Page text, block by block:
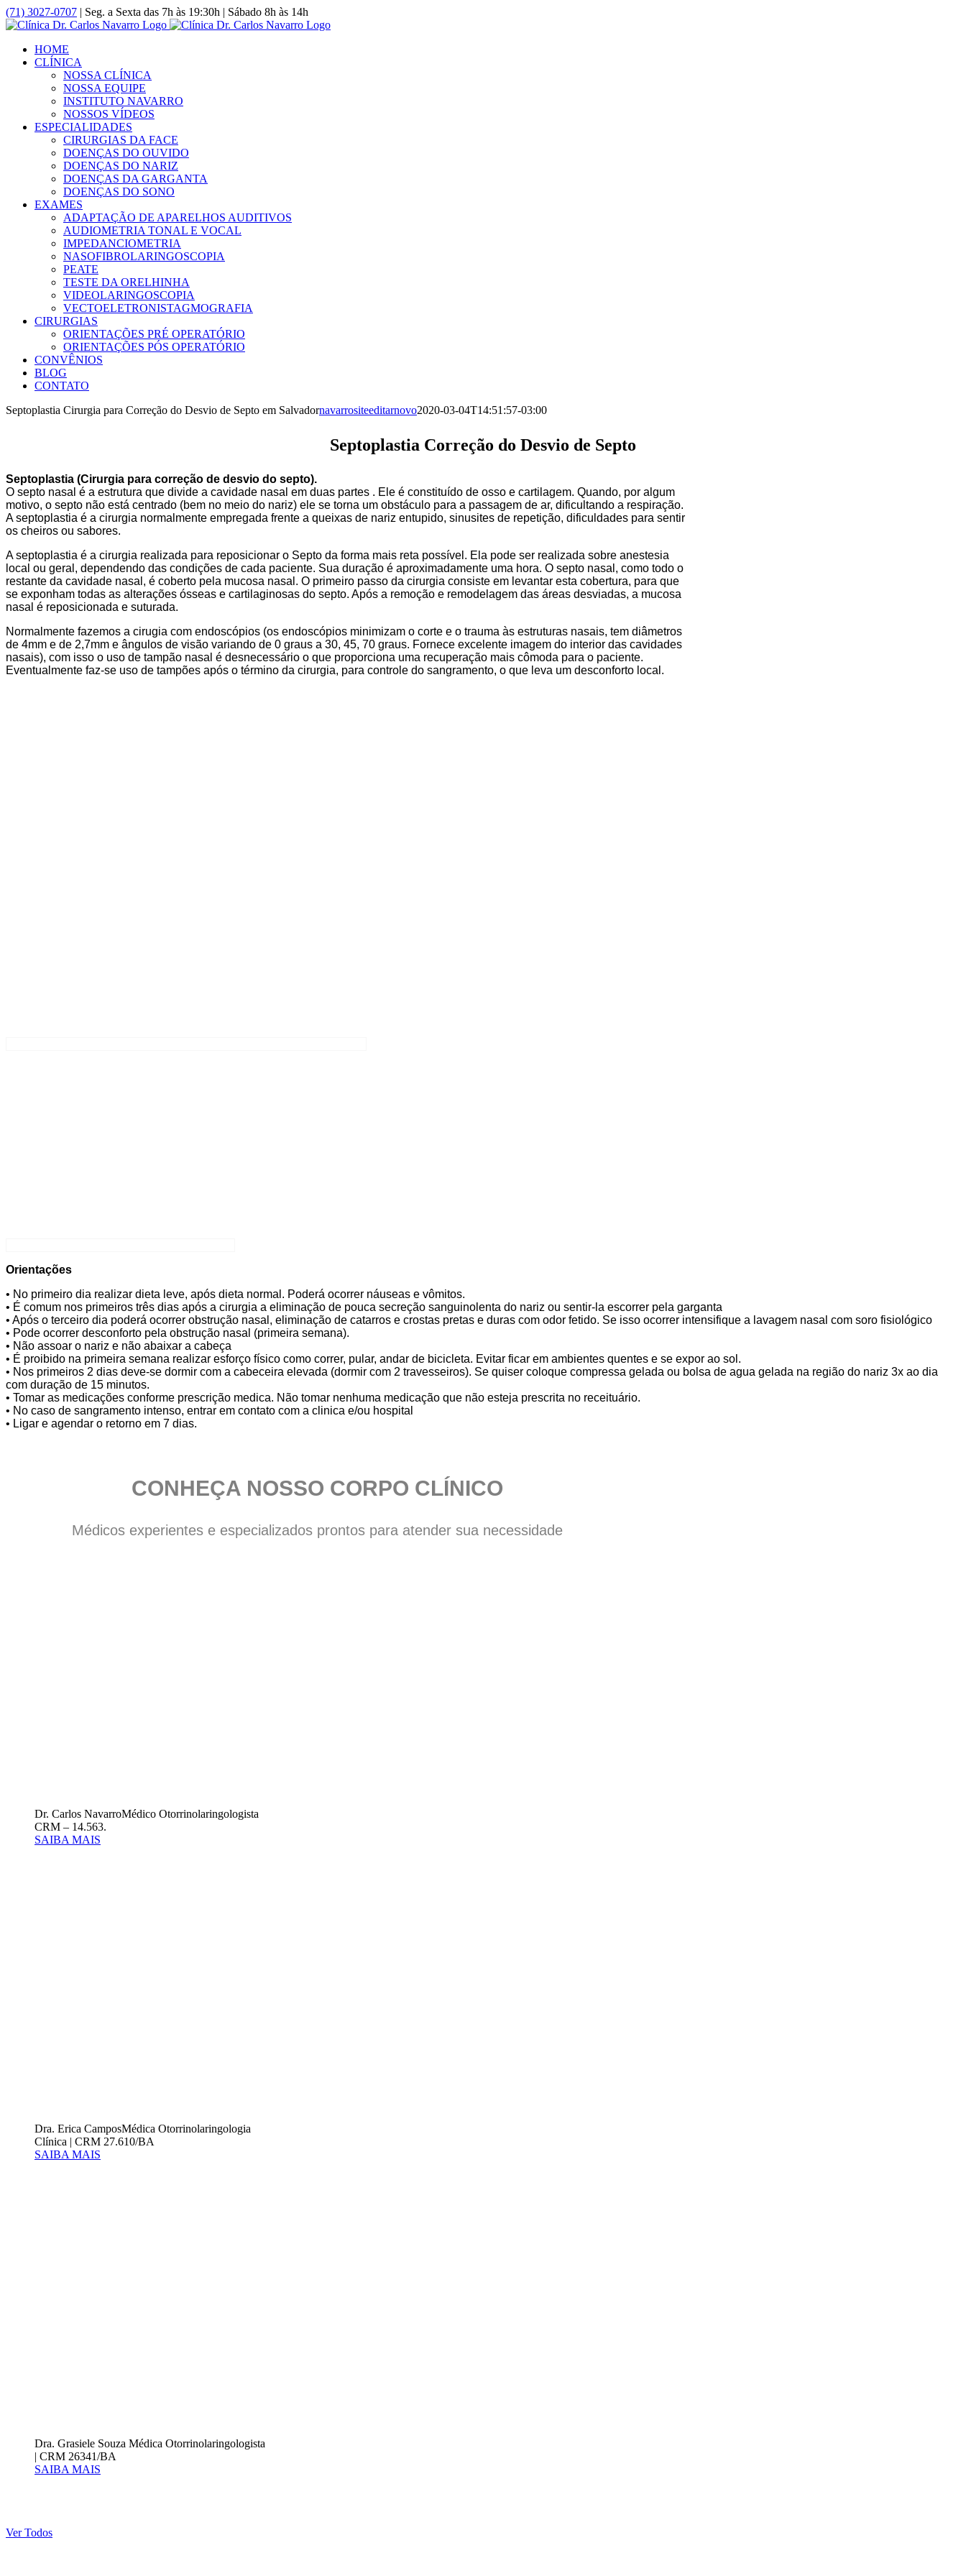
Ir
para
conteúdo
(71) 3027-0707 | Seg. a Sexta das 7h às 19:30h | Sábado 8h às 14h
Facebook
Instagram
YouTube
HOME
CLÍNICA
NOSSA CLÍNICA
NOSSA EQUIPE
INSTITUTO NAVARRO
NOSSOS VÍDEOS
ESPECIALIDADES
CIRURGIAS DA FACE
DOENÇAS DO OUVIDO
DOENÇAS DO NARIZ
DOENÇAS DA GARGANTA
DOENÇAS DO SONO
EXAMES
ADAPTAÇÃO DE APARELHOS AUDITIVOS
AUDIOMETRIA TONAL E VOCAL
IMPEDANCIOMETRIA
NASOFIBROLARINGOSCOPIA
PEATE
TESTE DA ORELHINHA
VIDEOLARINGOSCOPIA
VECTOELETRONISTAGMOGRAFIA
CIRURGIAS
ORIENTAÇÕES PRÉ OPERATÓRIO
ORIENTAÇÕES PÓS OPERATÓRIO
CONVÊNIOS
BLOG
CONTATO
Septoplastia Cirurgia para Correção do Desvio de Septo em Salvadornavarrositeeditarnovo2020-03-04T14:51:57-03:00
Septoplastia Correção do Desvio de Septo
Septoplastia (Cirurgia para correção de desvio do septo).
O septo nasal é a estrutura que divide a cavidade nasal em duas partes . Ele é constituído de osso e cartilagem. Quando, por algum
motivo, o septo não está centrado (bem no meio do nariz) ele se torna um obstáculo para a passagem de ar, dificultando a respiração.
A septoplastia é a cirurgia normalmente empregada frente a queixas de nariz entupido, sinusites de repetição, dificuldades para sentir
os cheiros ou sabores.
A septoplastia é a cirurgia realizada para reposicionar o Septo da forma mais reta possível. Ela pode ser realizada sobre anestesia
local ou geral, dependendo das condições de cada paciente. Sua duração é aproximadamente uma hora. O septo nasal, como todo o
restante da cavidade nasal, é coberto pela mucosa nasal. O primeiro passo da cirurgia consiste em levantar esta cobertura, para que
se exponham todas as alterações ósseas e cartilaginosas do septo. Após a remoção e remodelagem das áreas desviadas, a mucosa
nasal é reposicionada e suturada.
Normalmente fazemos a cirugia com endoscópios (os endoscópios minimizam o corte e o trauma às estruturas nasais, tem diâmetros
de 4mm e de 2,7mm e ângulos de visão variando de 0 graus a 30, 45, 70 graus. Fornece excelente imagem do interior das cavidades
nasais), com isso o uso de tampão nasal é desnecessário o que proporciona uma recuperação mais cômoda para o paciente.
Eventualmente faz-se uso de tampões após o término da cirurgia, para controle do sangramento, o que leva um desconforto local.
Orientações
• No primeiro dia realizar dieta leve, após dieta normal. Poderá ocorrer náuseas e vômitos.
• É comum nos primeiros três dias após a cirurgia a eliminação de pouca secreção sanguinolenta do nariz ou sentir-la escorrer pela garganta
• Após o terceiro dia poderá ocorrer obstrução nasal, eliminação de catarros e crostas pretas e duras com odor fetido. Se isso ocorrer intensifique a lavagem nasal com soro fisiológico
• Pode ocorrer desconforto pela obstrução nasal (primeira semana).
• Não assoar o nariz e não abaixar a cabeça
• É proibido na primeira semana realizar esforço físico como correr, pular, andar de bicicleta. Evitar ficar em ambientes quentes e se expor ao sol.
• Nos primeiros 2 dias deve-se dormir com a cabeceira elevada (dormir com 2 travesseiros). Se quiser coloque compressa gelada ou bolsa de agua gelada na região do nariz 3x ao dia
com duração de 15 minutos.
• Tomar as medicações conforme prescrição medica. Não tomar nenhuma medicação que não esteja prescrita no receituário.
• No caso de sangramento intenso, entrar em contato com a clinica e/ou hospital
• Ligar e agendar o retorno em 7 dias.
CONHEÇA NOSSO CORPO CLÍNICO
Médicos experientes e especializados prontos para atender sua necessidade
Dr. Carlos NavarroMédico Otorrinolaringologista
CRM – 14.563.
SAIBA MAIS
Dra. Erica CamposMédica Otorrinolaringologia
Clínica | CRM 27.610/BA
SAIBA MAIS
Dra. Grasiele Souza Médica Otorrinolaringologista
| CRM 26341/BA
SAIBA MAIS
Ver Todos